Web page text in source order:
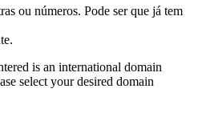
ou números. Pode ser que já tem
is an international domain
select your desired domain